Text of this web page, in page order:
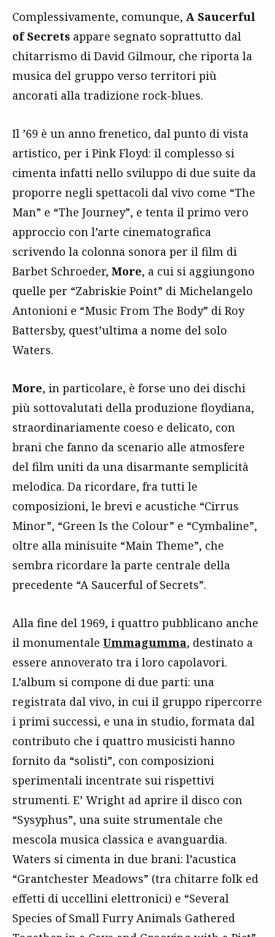
Complessivamente, comunque, A Saucerful
of Secrets appare segnato soprattutto dal
chitarrismo di David Gilmour, che riporta la
musica del gruppo verso territori più
ancorati alla tradizione rock-blues.
Il ’69 è un anno frenetico, dal punto di vista
artistico, per i Pink Floyd: il complesso si
cimenta infatti nello sviluppo di due suite da
proporre negli spettacoli dal vivo come “The
Man” e “The Journey”, e tenta il primo vero
approccio con l’arte cinematografica
scrivendo la colonna sonora per il film di
Barbet Schroeder, More, a cui si aggiungono
quelle per “Zabriskie Point” di Michelangelo
Antonioni e “Music From The Body” di Roy
Battersby, quest’ultima a nome del solo
Waters.
More, in particolare, è forse uno dei dischi
più sottovalutati della produzione floydiana,
straordinariamente coeso e delicato, con
brani che fanno da scenario alle atmosfere
del film uniti da una disarmante semplicità
melodica. Da ricordare, fra tutti le
composizioni, le brevi e acustiche “Cirrus
Minor”, “Green Is the Colour” e “Cymbaline”,
oltre alla minisuite “Main Theme”, che
sembra ricordare la parte centrale della
precedente “A Saucerful of Secrets”.
Alla fine del 1969, i quattro pubblicano anche
il monumentale Ummagumma, destinato a
essere annoverato tra i loro capolavori.
L’album si compone di due parti: una
registrata dal vivo, in cui il gruppo ripercorre
i primi successi, e una in studio, formata dal
contributo che i quattro musicisti hanno
fornito da “solisti”, con composizioni
sperimentali incentrate sui rispettivi
strumenti. E’ Wright ad aprire il disco con
“Sysyphus”, una suite strumentale che
mescola musica classica e avanguardia.
Waters si cimenta in due brani: l’acustica
“Grantchester Meadows” (tra chitarre folk ed
effetti di uccellini elettronici) e “Several
Species of Small Furry Animals Gathered